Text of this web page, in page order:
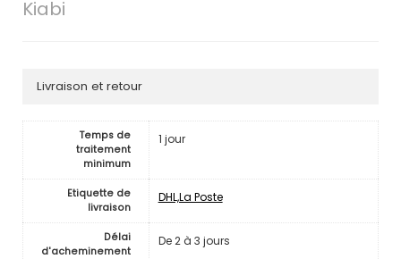
Kiabi
Livraison et retour
Temps de
traitement
minimum
1 jour
Etiquette de
livraison
DHL,La Poste
Délai
d'acheminement
De 2 à 3 jours